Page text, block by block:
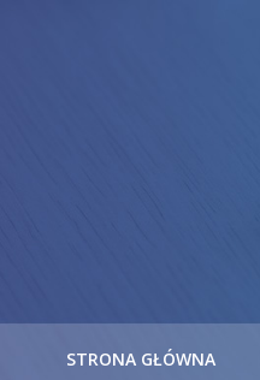
STRONA GŁÓWNA